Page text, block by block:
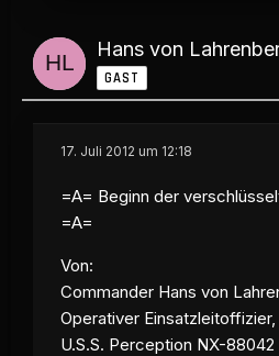
Hans von
GAST
17. Juli 2012 um 12:18
=A= Beginn der
=A=
Von:
Commander Hans von
Operativer Einsatzleitoffizier,
U.S.S. Perception NX-88042